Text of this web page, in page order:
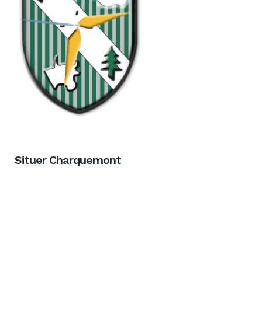
Situer Charquemont